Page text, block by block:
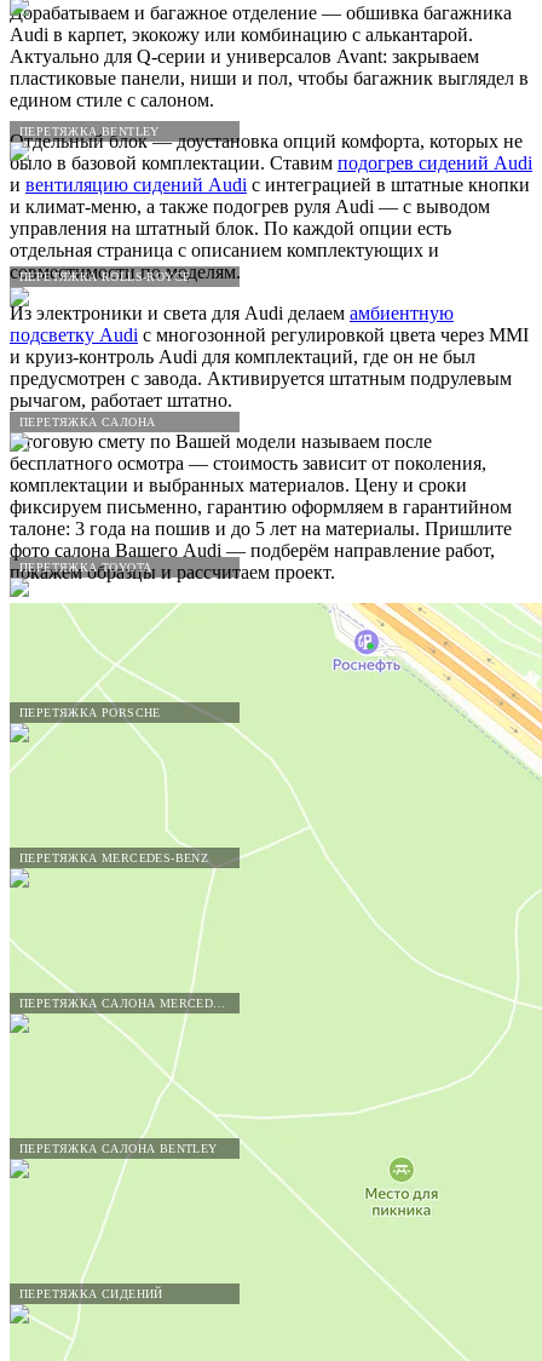
ПЕРЕТЯЖКА BENTLEY
ПЕРЕТЯЖКА ROLLS-ROYCE
ПЕРЕТЯЖКА САЛОНА
ПЕРЕТЯЖКА TOYOTA
ПЕРЕТЯЖКА PORSCHE
ПЕРЕТЯЖКА MERCEDES-BENZ
ПЕРЕТЯЖКА САЛОНА BENTLEY
ПЕРЕТЯЖКА СИДЕНИЙ
Дорабатываем и багажное отделение — обшивка багажника
Audi в карпет, экокожу или комбинацию с алькантарой.
Актуально для Q-серии и универсалов Avant: закрываем
пластиковые панели, ниши и пол, чтобы багажник выглядел в
едином стиле с салоном.
Отдельный блок — доустановка опций комфорта, которых не
было в базовой комплектации. Ставим подогрев сидений Audi
и вентиляцию сидений Audi с интеграцией в штатные кнопки
и климат-меню, а также подогрев руля Audi — с выводом
управления на штатный блок. По каждой опции есть
отдельная страница с описанием комплектующих и
совместимости по моделям.
Из электроники и света для Audi делаем амбиентную
подсветку Audi с многозонной регулировкой цвета через MMI
и круиз-контроль Audi для комплектаций, где он не был
предусмотрен с завода. Активируется штатным подрулевым
рычагом, работает штатно.
Итоговую смету по Вашей модели называем после
бесплатного осмотра — стоимость зависит от поколения,
комплектации и выбранных материалов. Цену и сроки
фиксируем письменно, гарантию оформляем в гарантийном
талоне: 3 года на пошив и до 5 лет на материалы. Пришлите
фото салона Вашего Audi — подберём направление работ,
покажем образцы и рассчитаем проект.